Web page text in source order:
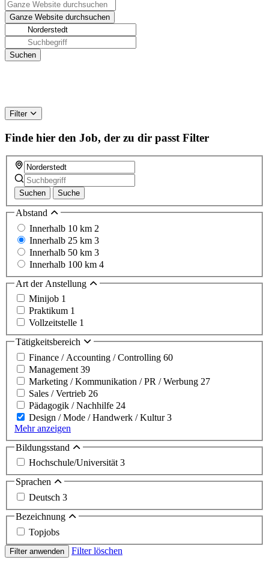
Filter
Finde hier den Job, der zu dir passt Filter
Suchen Suche
Abstand
Innerhalb 10 km 2
Innerhalb 25 km 3
Innerhalb 50 km 3
Innerhalb 100 km 4
Art der Anstellung
Minijob 1
Praktikum 1
Vollzeitstelle 1
Tätigkeitsbereich
Finance / Accounting / Controlling 60
Management 39
Marketing / Kommunikation / PR / Werbung 27
Sales / Vertrieb 26
Pädagogik / Nachhilfe 24
Design / Mode / Handwerk / Kultur3
Mehr anzeigen
Bildungsstand
Hochschule/Universität3
Sprachen
Deutsch 3
Bezeichnung
Topjobs
Filter anwenden Filter löschen